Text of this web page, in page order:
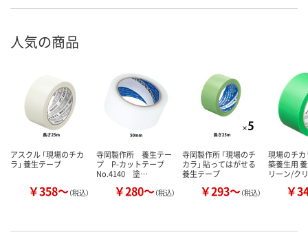
人気の商品
アスクル 「現場のチカ
ラ」 養生テープ
￥358～（税込）
寺岡製作所 養生テー
プ P-カットテープ
No.4140 塗…
￥280～（税込）
寺岡製作所 「現場のチ
カラ」 貼ってはがせる
養生テープ
￥293～（税込）
現場のチカ
築養生用
リーン/ク
￥